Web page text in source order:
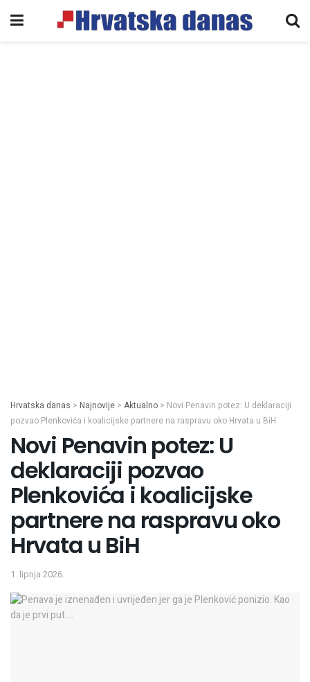
Hrvatska danas > Najnovije > Aktualno > Novi Penavin potez: U deklaraciji
pozvao Plenkovića i koalicijske partnere na raspravu oko Hrvata u BiH
Novi Penavin potez: U
deklaraciji pozvao
Plenkovića i koalicijske
partnere na raspravu oko
Hrvata u BiH
1. lipnja 2026.